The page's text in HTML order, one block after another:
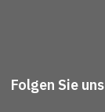
Folgen Sie uns